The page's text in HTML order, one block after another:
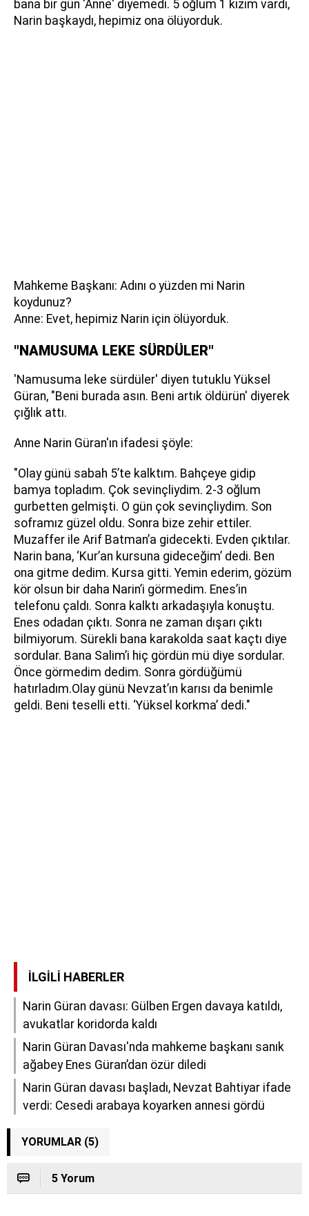
bana bir gün 'Anne' diyemedi. 5 oğlum 1 kızım vardı,
Narin başkaydı, hepimiz ona ölüyorduk.
Mahkeme Başkanı: Adını o yüzden mi Narin
koydunuz?
Anne: Evet, hepimiz Narin için ölüyorduk.
"NAMUSUMA LEKE SÜRDÜLER"
'Namusuma leke sürdüler' diyen tutuklu Yüksel
Güran, "Beni burada asın. Beni artık öldürün' diyerek
çığlık attı.
Anne Narin Güran'ın ifadesi şöyle:
"Olay günü sabah 5’te kalktım. Bahçeye gidip
bamya topladım. Çok sevinçliydim. 2-3 oğlum
gurbetten gelmişti. O gün çok sevinçliydim. Son
soframız güzel oldu. Sonra bize zehir ettiler.
Muzaffer ile Arif Batman’a gidecekti. Evden çıktılar.
Narin bana, ‘Kur’an kursuna gideceğim’ dedi. Ben
ona gitme dedim. Kursa gitti. Yemin ederim, gözüm
kör olsun bir daha Narin’i görmedim. Enes’in
telefonu çaldı. Sonra kalktı arkadaşıyla konuştu.
Enes odadan çıktı. Sonra ne zaman dışarı çıktı
bilmiyorum. Sürekli bana karakolda saat kaçtı diye
sordular. Bana Salim’i hiç gördün mü diye sordular.
Önce görmedim dedim. Sonra gördüğümü
hatırladım.Olay günü Nevzat’ın karısı da benimle
geldi. Beni teselli etti. ‘Yüksel korkma’ dedi."
İLGILI HABERLER
Narin Güran davası: Gülben Ergen davaya katıldı,
avukatlar koridorda kaldı
Narin Güran Davası'nda mahkeme başkanı sanık
ağabey Enes Güran’dan özür diledi
Narin Güran davası başladı, Nevzat Bahtiyar ifade
verdi: Cesedi arabaya koyarken annesi gördü
YORUMLAR (5)
5 Yorum